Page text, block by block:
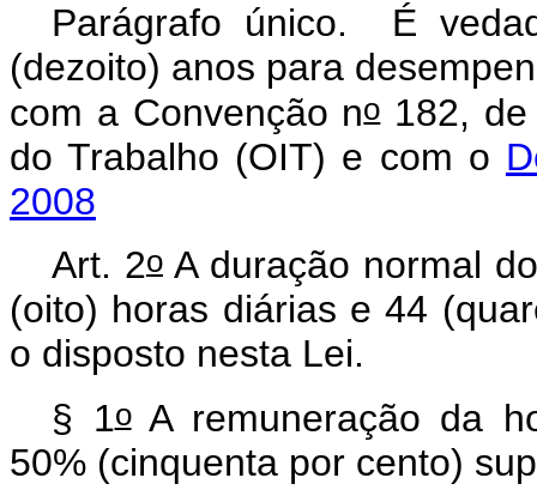
Parágrafo único. É
(dezoito) anos para
com a Convenção no182, de
do Trabalho (OIT) e com o
2008
Art. 2oA duração normal
(oito) horas diárias e 44
o disposto nesta Lei.
§ 1oA remuneração da
50% (cinquenta por cento)